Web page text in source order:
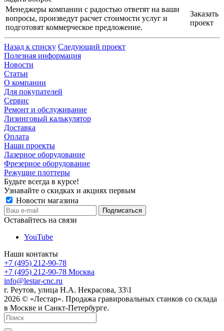
Менеджеры компании с радостью ответят на ваши
вопросы, произведут расчет стоимости услуг и
подготовят коммерческое предложение.
Заказать
проект
Назад к списку Следующий проект
Полезная информация
Новости
Статьи
О компании
Для покупателей
Сервис
Ремонт и обслуживание
Лизинговый калькулятор
Доставка
Оплата
Наши проекты
Лазерное оборудование
Фрезерное оборудование
Режущие плоттеры
Будьте всегда в курсе!
Узнавайте о скидках и акциях первым
Новости магазина
Оставайтесь на связи
YouTube
Наши контакты
+7 (495) 212-90-78
+7 (495) 212-90-78 Москва
info@lestar-cnc.ru
г. Реутов, улица Н.А. Некрасова, 33\1
2026 © «Лестар». Продажа гравировальных станков со склада
в Москве и Санкт-Петербурге.